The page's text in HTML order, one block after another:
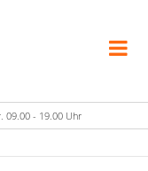
09.00 - 19.00 Uhr